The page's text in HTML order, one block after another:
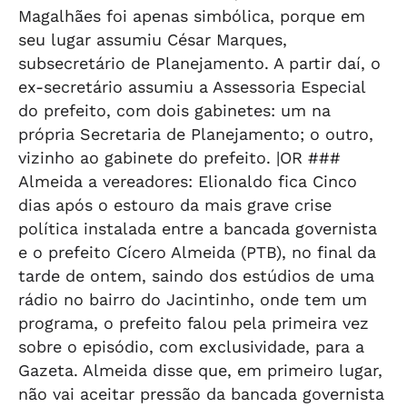
Magalhães foi apenas simbólica, porque em
seu lugar assumiu César Marques,
subsecretário de Planejamento. A partir daí, o
ex-secretário assumiu a Assessoria Especial
do prefeito, com dois gabinetes: um na
própria Secretaria de Planejamento; o outro,
vizinho ao gabinete do prefeito. |OR ###
Almeida a vereadores: Elionaldo fica Cinco
dias após o estouro da mais grave crise
política instalada entre a bancada governista
e o prefeito Cícero Almeida (PTB), no final da
tarde de ontem, saindo dos estúdios de uma
rádio no bairro do Jacintinho, onde tem um
programa, o prefeito falou pela primeira vez
sobre o episódio, com exclusividade, para a
Gazeta. Almeida disse que, em primeiro lugar,
não vai aceitar pressão da bancada governista